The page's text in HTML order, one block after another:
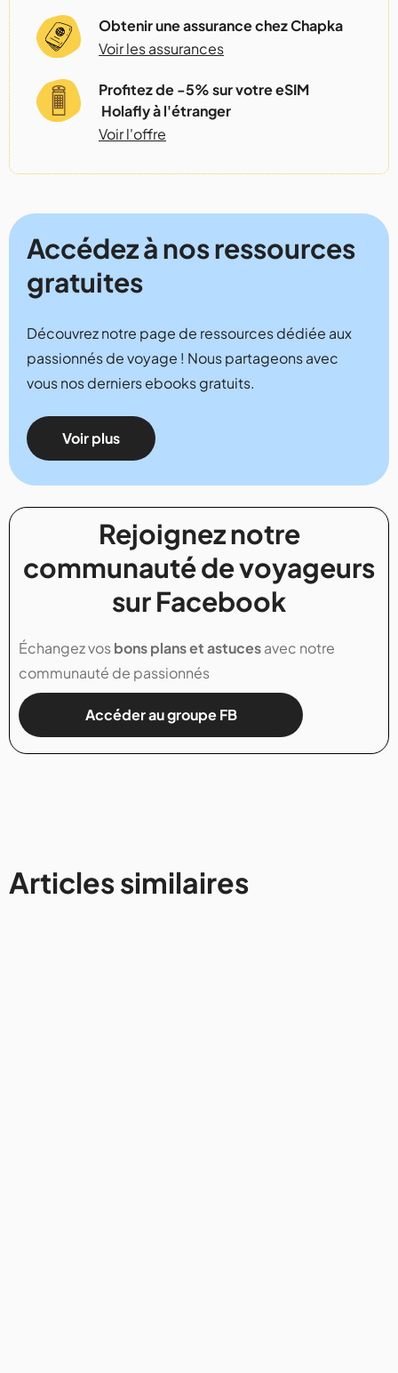
Obtenir une assurance chez Chapka
Voir les assurances
Profitez de -5% sur votre eSIM
Holafly à l'étranger
Voir l'offre
Accédez à nos ressources
gratuites
Découvrez notre page de ressources dédiée aux
passionnés de voyage ! Nous partageons avec
vous nos derniers ebooks gratuits.
Voir plus
Rejoignez notre
communauté de voyageurs
sur Facebook
Échangez vosbons plans et astucesavec notre
communauté de passionnés
Accéder au groupe FB
Articles similaires